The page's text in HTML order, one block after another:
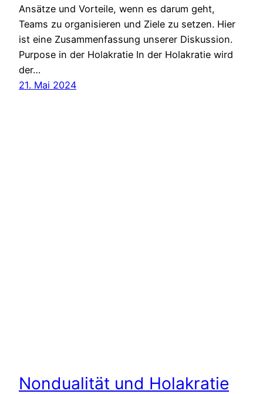
Ansätze und Vorteile, wenn es darum geht,
Teams zu organisieren und Ziele zu setzen. Hier
ist eine Zusammenfassung unserer Diskussion.
Purpose in der Holakratie In der Holakratie wird
der…
21. Mai 2024
Nondualität und Holakratie